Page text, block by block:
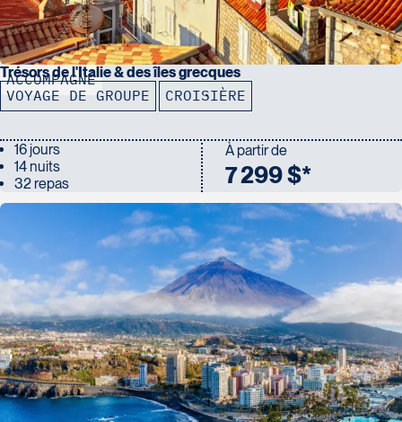
ACCOMPAGNÉ
Trésors de l'Italie & des îles grecques
VOYAGE DE GROUPE CROISIÈRE
16 jours
14 nuits
32 repas
À partir de
7 299 $*